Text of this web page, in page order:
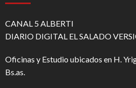
CANAL 5 ALBERTI
DIARIO DIGITAL EL SALADO
Oficinas y Estudio ubicados en H.
Bs.as.